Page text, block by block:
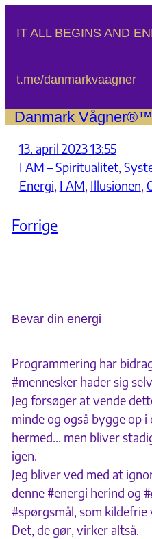
IT ALL BEGINS AND
t.me/danmarkvaagner
Danmark Vågner®™
13. april 2023 13:55
I AM – Spiritualitet,
Energi, I AM, Illusionen,
Forrige
Bevar din energi
Programmering har
#mennesker hader sig
Jeg forsøger at vende
minde og også bygge op
hermed… men bliver
igen.
Jeg bliver ved med at
denne #energi herind og
#spørgsmål, som
Det, de gør, virker altså.